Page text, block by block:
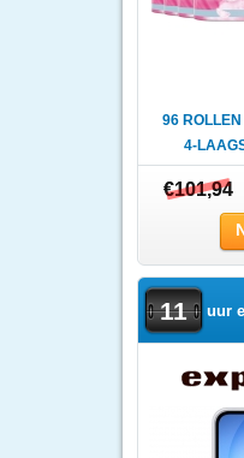
96 ROLLEN
4-
€101,94
€101,94
11 uur